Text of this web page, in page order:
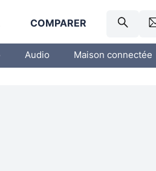
COMPARER
Audio Maison connectée